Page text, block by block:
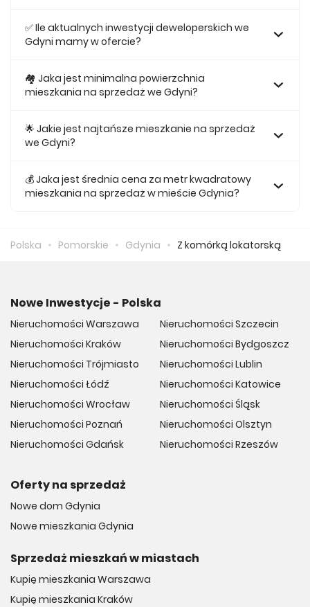
we Gdyni.
✅ Ile aktualnych inwestycji deweloperskich we
Gdyni mamy w ofercie?
deweloperskich we Gdyni.
🏘 Jaka jest minimalna powierzchnia
mieszkania na sprzedaż we Gdyni?
jest 25,16.
🌟 Jakie jest najtańsze mieszkanie na sprzedaż
we Gdyni?
ofercie kosztuje 326 374 zł.
💰 Jaka jest średnia cena za metr kwadratowy
mieszkania na sprzedaż w mieście Gdynia?
Polska Pomorskie Gdynia Z komórką lokatorską
Nowe Inwestycje - Polska
Nieruchomości Warszawa
Nieruchomości Kraków
Nieruchomości Trójmiasto
Nieruchomości Łódź
Nieruchomości Wrocław
Nieruchomości Poznań
Nieruchomości Gdańsk
Nieruchomości Szczecin
Nieruchomości Bydgoszcz
Nieruchomości Lublin
Nieruchomości Katowice
Nieruchomości Śląsk
Nieruchomości Olsztyn
Nieruchomości Rzeszów
Oferty na sprzedaż
Nowe dom Gdynia
Nowe mieszkania Gdynia
Sprzedaż mieszkań w miastach
Kupię mieszkania Warszawa
Kupię mieszkania Kraków